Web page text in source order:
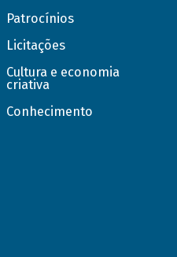
Patrocínios
Licitações
Cultura e economia
criativa
Conhecimento